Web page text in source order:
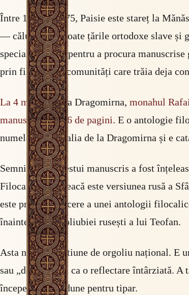
Între 1763 și 1775, Paisie este stareț la
— călugări din toate țările ortodoxe slave și
special la Athos pentru a procura
prin filtrul unei comunități care trăia deja
La 4 mai 1769, la Dragomirna, monahul
manuscris de 626 de pagini. E o antologie
numele de Filocalia de la Dragomirna și e
Semnificația acestui manuscris a fost
Filocaliei din greacă este versiunea rusă a
este prima traducere a unei antologii
înaintea Dobrotoliubiei rusești a lui Teofan.
Asta nu e o chestiune de orgoliu național. E
sau „de la greci” ca o reflectare întârziată.
începeau să le adune pentru tipar.